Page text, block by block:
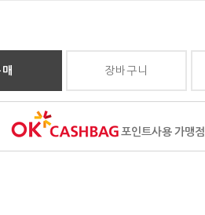
장바구니
포인트사용 가맹점